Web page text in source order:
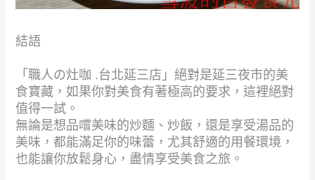
結語
「職人の灶咖 .台北延三店」絕對是延三夜市的美
食寶藏，如果你對美食有著極高的要求，這裡絕對
值得一試。
無論是想品嚐美味的炒麵、炒飯，還是享受湯品的
美味，都能滿足你的味蕾，尤其舒適的用餐環境，
也能讓你放鬆身心，盡情享受美食之旅。